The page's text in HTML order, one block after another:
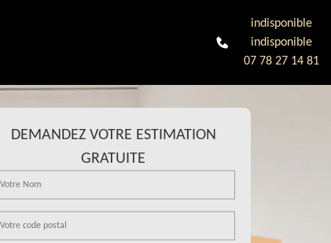
indisponible
indisponible
07 78 27 14 81
DEMANDEZ VOTRE ESTIMATION
GRATUITE